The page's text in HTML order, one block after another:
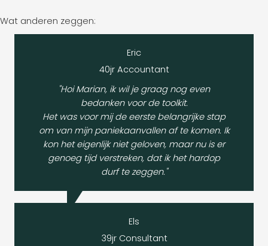
Wat anderen zeggen:
Eric
40jr Accountant
"Hoi Marian, ik wil je graag nog even
bedanken voor de toolkit.
Het was voor mij de eerste belangrijke stap
om van mijn paniekaanvallen af te komen. Ik
kon het eigenlijk niet geloven, maar nu is er
genoeg tijd verstreken, dat ik het hardop
durf te zeggen."
Els
39jr Consultant